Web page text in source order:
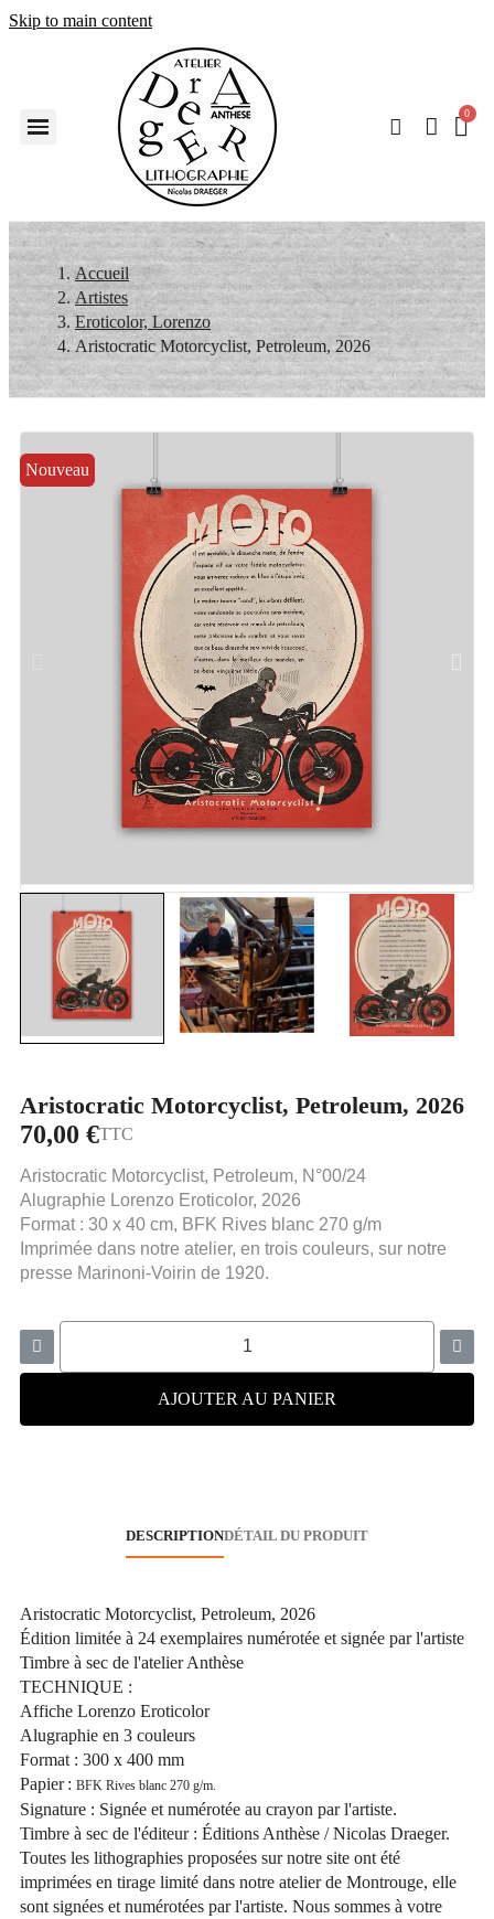
Skip to main content
Accueil
Artistes
Eroticolor, Lorenzo
Aristocratic Motorcyclist, Petroleum, 2026
Nouveau
Aristocratic Motorcyclist, Petroleum, 2026
70,00 €TTC
Aristocratic Motorcyclist, Petroleum, N°00/24
Alugraphie Lorenzo Eroticolor, 2026
Format : 30 x 40 cm, BFK Rives blanc 270 g/m
Imprimée dans notre atelier, en trois couleurs, sur notre
presse Marinoni-Voirin de 1920.
AJOUTER AU PANIER
DESCRIPTIONDÉTAIL DU PRODUIT
Aristocratic Motorcyclist, Petroleum, 2026
Édition limitée à 24 exemplaires numérotée et signée par l'artiste
Timbre à sec de l'atelier Anthèse
TECHNIQUE :
Affiche Lorenzo Eroticolor
Alugraphie en 3 couleurs
Format : 300 x 400 mm
Papier : BFK Rives blanc 270 g/m.
Signature : Signée et numérotée au crayon par l'artiste.
Timbre à sec de l'éditeur : Éditions Anthèse / Nicolas Draeger.
Toutes les lithographies proposées sur notre site ont été
imprimées en tirage limité dans notre atelier de Montrouge, elle
sont signées et numérotées par l'artiste. Nous sommes à votre